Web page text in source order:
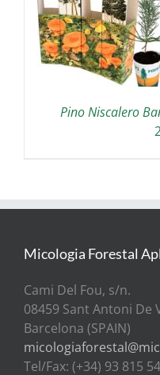
Pino Niscalero
Micologia Forestal
Cami Del Fou, s/n.
08459 Sant Antoni De
Barcelona (SPAIN)
Tel/Fax: (+34) 93 815